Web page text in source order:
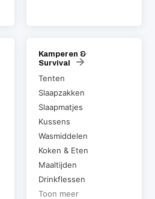
Kamperen &
Survival
Tenten
Slaapzakken
Slaapmatjes
Kussens
Wasmiddelen
Koken & Eten
Maaltijden
Drinkflessen
Toon meer